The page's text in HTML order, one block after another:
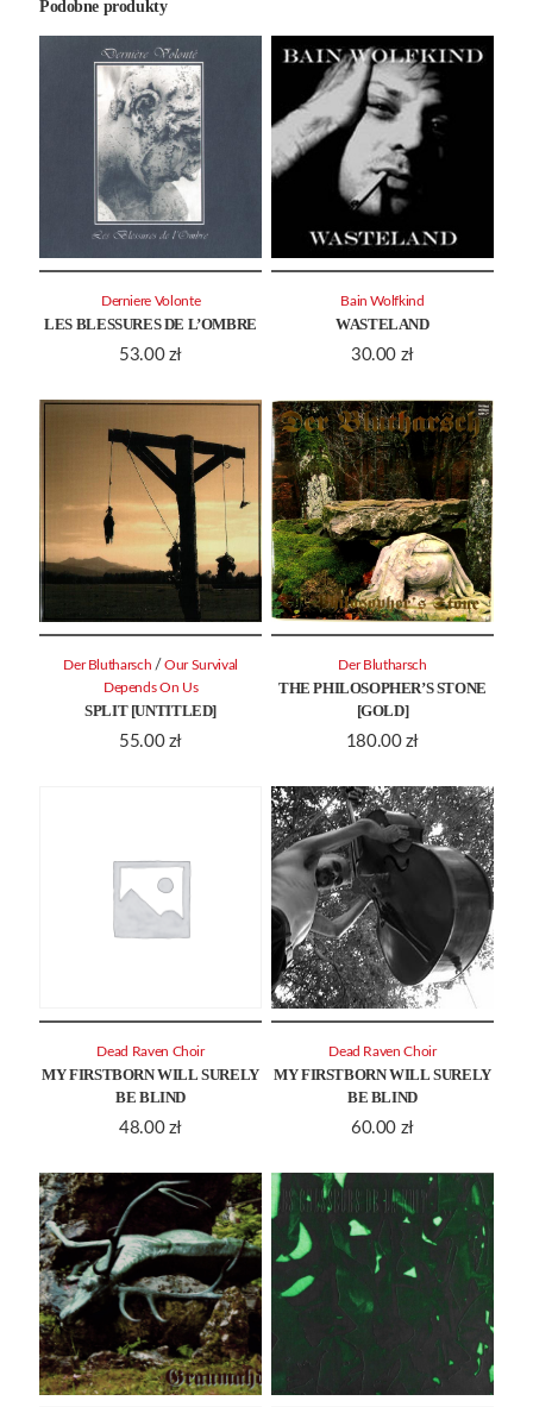
Podobne produkty
LES BLESSURES DE L’OMBRE
53.00 zł
Derniere Volonte
WASTELAND
30.00 zł
Bain Wolfkind
SPLIT [UNTITLED]
55.00 zł
Der Blutharsch /Our Survival
Depends On Us
THE PHILOSOPHER’S STONE
[GOLD]
180.00 zł
Der Blutharsch
MY FIRSTBORN WILL SURELY
BE BLIND
48.00 zł
Dead Raven Choir
MY FIRSTBORN WILL SURELY
BE BLIND
60.00 zł
Dead Raven Choir